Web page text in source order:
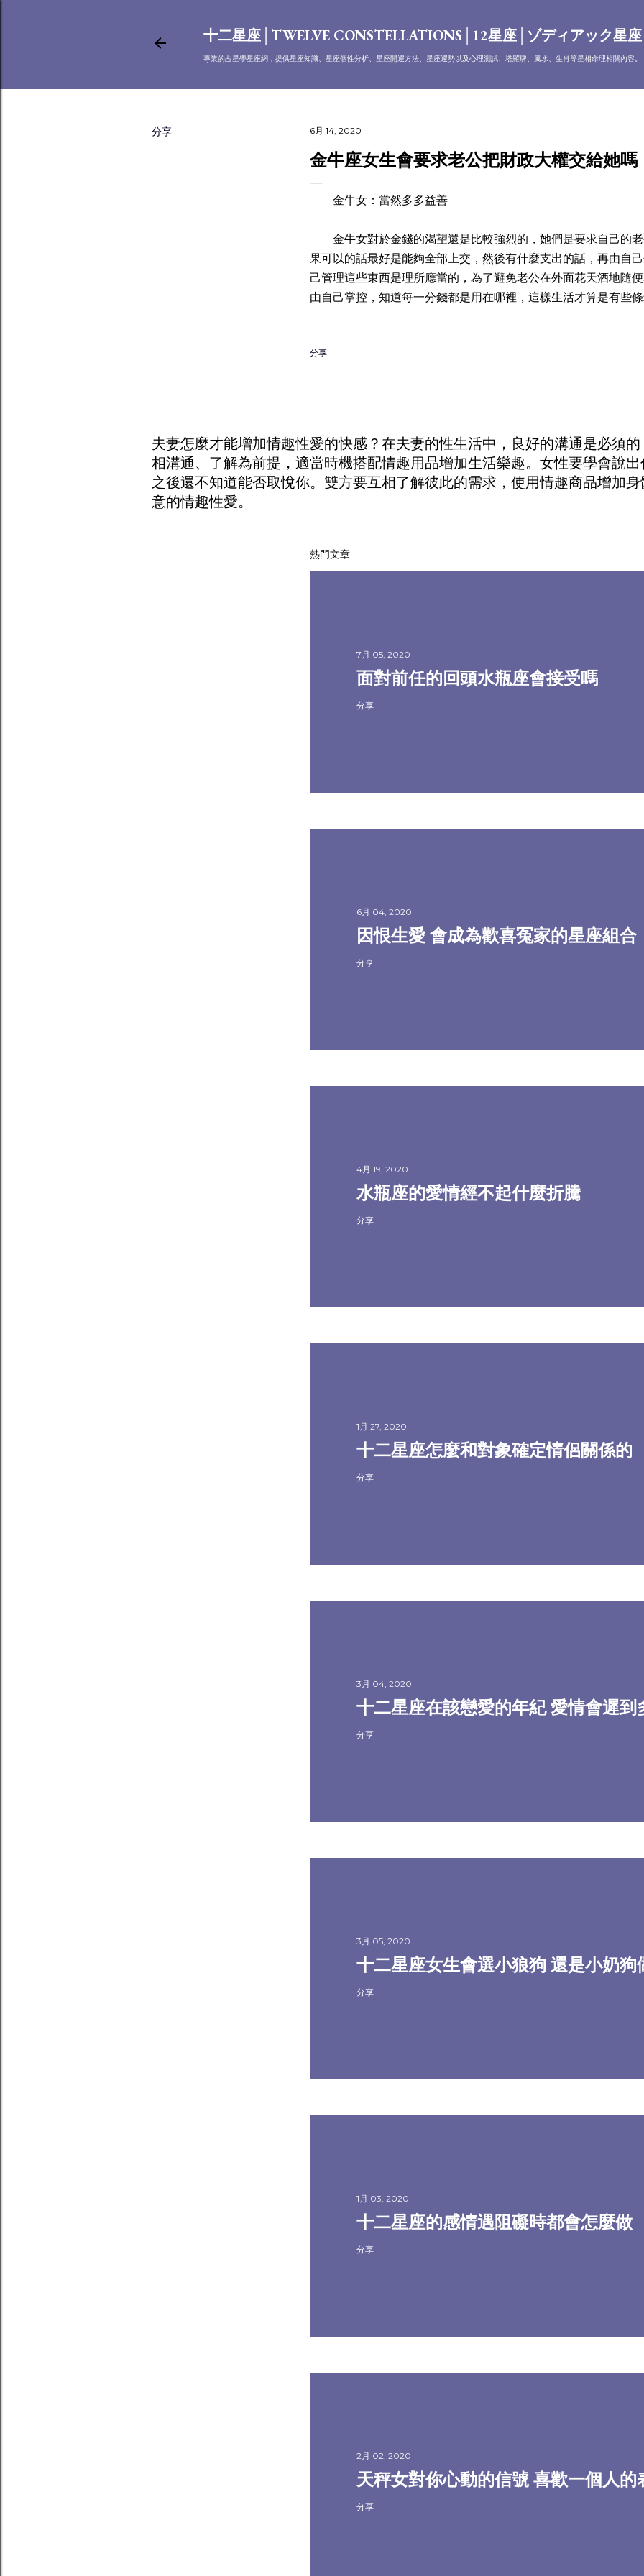
十二星座│TWELVE CONSTELLATIONS│12星座│ゾディアック星
專業的占星學星座網，提供星座知識、星座個性分析、星座開運方法、星座運勢以及心理測試、塔羅牌、風水、生肖等星相命理相關內容。
分享 6月 14, 2020
金牛座女生會要求老公把財政大權交給她嗎
金牛女：當然多多益善
金牛女對於金錢的渴望還是比較強烈的，她們是要求自己的
果可以的話最好是能夠全部上交，然後有什麼支出的話，再由自
己管理這些東西是理所應當的，為了避免老公在外面花天酒地隨
由自己掌控，知道每一分錢都是用在哪裡，這樣生活才算是有些
分享
夫妻怎麼才能增加情趣性愛的快感？在夫妻的性生活中，良好的溝通是必須
相溝通、了解為前提，適當時機搭配情趣用品增加生活樂趣。女性要學會說
之後還不知道能否取悅你。雙方要互相了解彼此的需求，使用情趣商品增加
意的情趣性愛。
熱門文章
7月 05, 2020
面對前任的回頭水瓶座會接受嗎
分享
6月 04, 2020
因恨生愛 會成為歡喜冤家的星座組合
分享
4月 19, 2020
水瓶座的愛情經不起什麼折騰
分享
1月 27, 2020
十二星座怎麼和對象確定情侶關係的
分享
3月 04, 2020
十二星座在該戀愛的年紀 愛情會遲到
分享
3月 05, 2020
十二星座女生會選小狼狗 還是小奶狗
分享
1月 03, 2020
十二星座的感情遇阻礙時都會怎麼做
分享
2月 02, 2020
天秤女對你心動的信號 喜歡一個人的
分享